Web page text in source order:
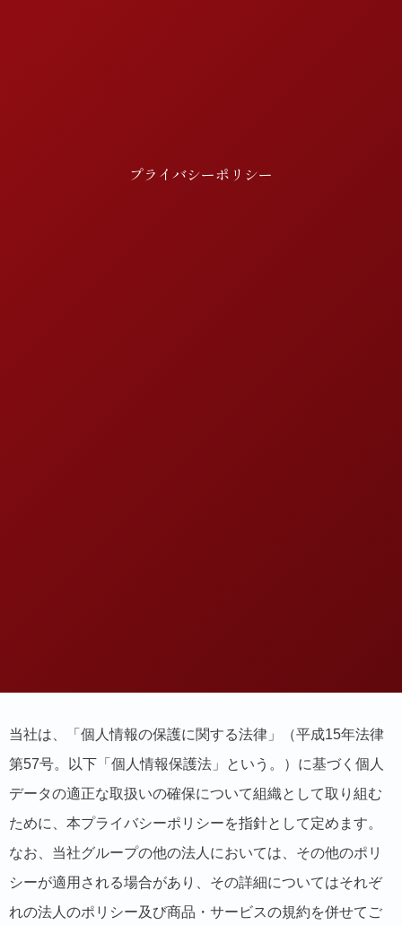
プライバシーポリシー
当社は、「個人情報の保護に関する法律」（平成15年法律
第57号。以下「個人情報保護法」という。）に基づく個人
データの適正な取扱いの確保について組織として取り組む
ために、本プライバシーポリシーを指針として定めます。
なお、当社グループの他の法人においては、その他のポリ
シーが適用される場合があり、その詳細についてはそれぞ
れの法人のポリシー及び商品・サービスの規約を併せてご